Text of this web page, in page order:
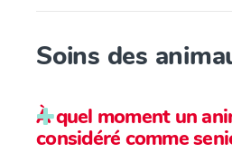
Soins des
À quel moment un
considéré comme